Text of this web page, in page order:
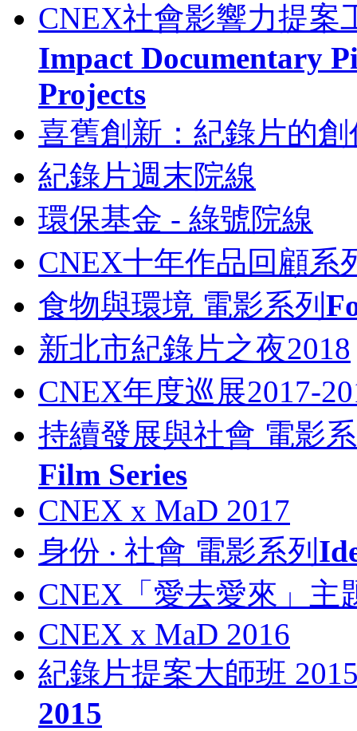
CNEX社會影響力提案
Impact Documentary
Projects
喜舊創新：紀錄片的
紀錄片週末院線
環保基金 - 綠號院線
CNEX十年作品回顧系
食物與環境 電影系列
新北市紀錄片之夜2018
CNEX年度巡展2017-
持續發展與社會 電影
Film Series
CNEX x MaD 2017
身份 ‧ 社會 電影系列
CNEX「愛去愛來」主
CNEX x MaD 2016
紀錄片提案大師班
2015